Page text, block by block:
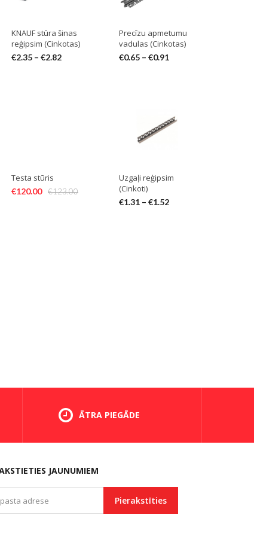
KNAUF stūra šinas
reģipsim (Cinkotas)
€2.35 – €2.82
Precīzu apmetumu
vadulas (Cinkotas)
€0.65 – €0.91
Testa stūris
€123.00
€120.00
Uzgaļi reģipsim
(Cinkoti)
€1.31 – €1.52
ĀTRA PIEGĀDE
JAUNUMIEM
Pierakstīties